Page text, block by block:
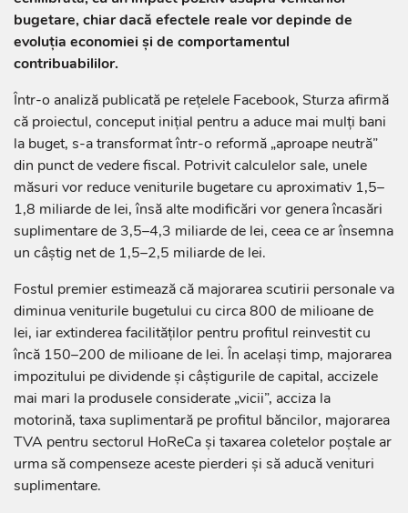
bugetare, chiar dacă efectele reale vor depinde de
evoluția economiei și de comportamentul
contribuabililor.
Într-o analiză publicată pe rețelele Facebook, Sturza afirmă
că proiectul, conceput inițial pentru a aduce mai mulți bani
la buget, s-a transformat într-o reformă „aproape neutră”
din punct de vedere fiscal. Potrivit calculelor sale, unele
măsuri vor reduce veniturile bugetare cu aproximativ 1,5–
1,8 miliarde de lei, însă alte modificări vor genera încasări
suplimentare de 3,5–4,3 miliarde de lei, ceea ce ar însemna
un câștig net de 1,5–2,5 miliarde de lei.
Fostul premier estimează că majorarea scutirii personale va
diminua veniturile bugetului cu circa 800 de milioane de
lei, iar extinderea facilităților pentru profitul reinvestit cu
încă 150–200 de milioane de lei. În același timp, majorarea
impozitului pe dividende și câștigurile de capital, accizele
mai mari la produsele considerate „vicii”, acciza la
motorină, taxa suplimentară pe profitul băncilor, majorarea
TVA pentru sectorul HoReCa și taxarea coletelor poștale ar
urma să compenseze aceste pierderi și să aducă venituri
suplimentare.